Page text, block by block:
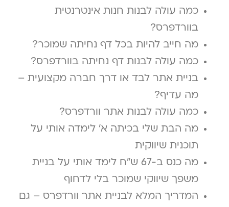
כמה עולה לבנות חנות אינטרנטית
בוורדפרס?
מה חייב להיות בכל דף נחיתה שמוכר?
כמה עולה לבנות דף נחיתה בוורדפרס?
בניית אתר לבד או דרך חברה מקצועית –
מה עדיף?
כמה עולה לבנות אתר וורדפרס?
מה הבת שלי בכיתה א' לימדה אותי על
תוכנית שיווקית
מה כנס ב-67 ש"ח לימד אותי על בניית
משפך שיווקי שמוכר בלי לדחוף
המדריך המלא לבניית אתר וורדפרס – גם